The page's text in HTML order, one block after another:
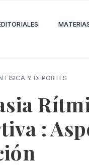
FISICA Y DEPORTES
: